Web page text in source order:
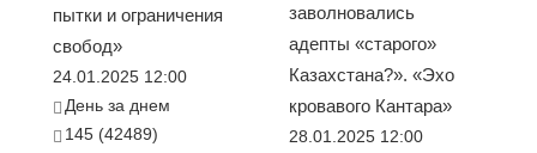
пытки и ограничения
свобод»
24.01.2025 12:00
День за днем
145 (42489)
заволновались
адепты «старого»
Казахстана?». «Эхо
кровавого Кантара»
28.01.2025 12:00